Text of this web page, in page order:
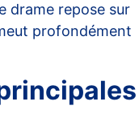
drame repose sur
profondément